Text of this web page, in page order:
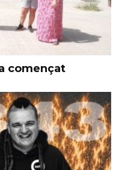
començat